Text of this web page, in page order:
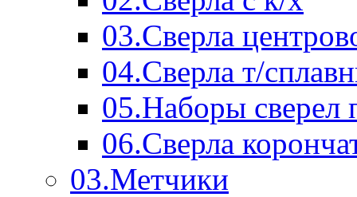
03.Сверла
04.Сверла т/
05.Наборы сверел
06.Сверла
03.Метчики